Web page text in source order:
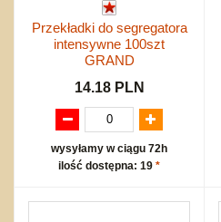
Przekładki do segregatora
intensywne 100szt
GRAND
14.18 PLN
wysyłamy w ciągu 72h
ilość dostępna: 19 *